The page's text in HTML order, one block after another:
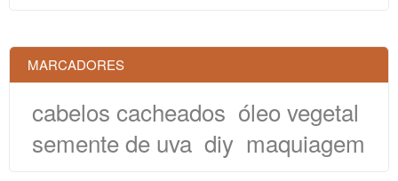
MARCADORES
cabelos cacheados óleo vegetal
semente de uva diy maquiagem